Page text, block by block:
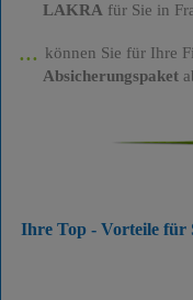
LAKRA für Sie in
können Sie für Ihre
Absicherungspaket
Ihre Top - Vorteile für